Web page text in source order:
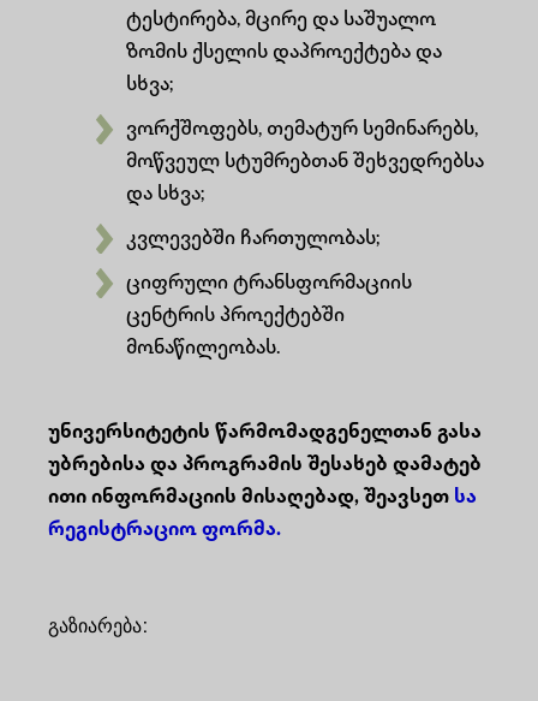
ტესტირება, მცირე და საშუალო
ზომის ქსელის დაპროექტება და
სხვა;
ვორქშოფებს, თემატურ სემინარებს,
მოწვეულ სტუმრებთან შეხვედრებსა
და სხვა;
კვლევებში ჩართულობას;
ციფრული ტრანსფორმაციის
ცენტრის პროექტებში
მონაწილეობას.
უნივერსიტეტის წარმომადგენელთან გასა
უბრებისა და პროგრამის შესახებ დამატებ
ითი ინფორმაციის მისაღებად, შეავსეთ სა
რეგისტრაციო ფორმა.
გაზიარება: